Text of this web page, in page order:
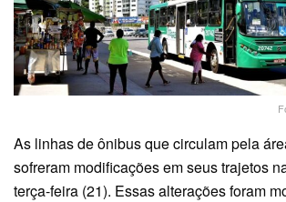
As linhas de ônibus que circulam pela
sofreram modificações em seus trajetos
terça-feira (21). Essas alterações foram